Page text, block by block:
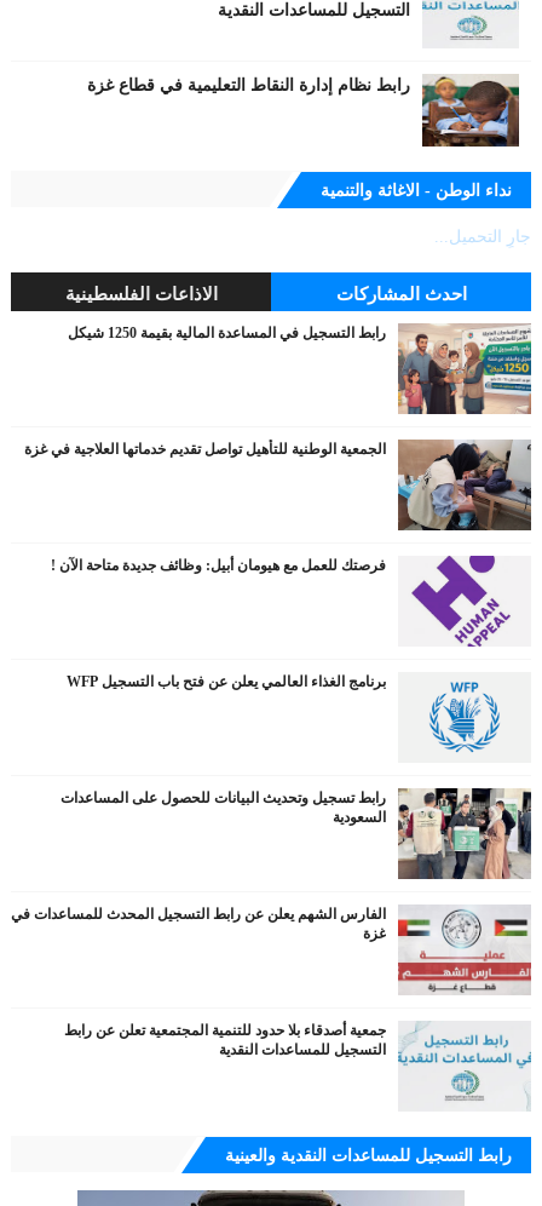
التسجيل للمساعدات النقدية
رابط نظام إدارة النقاط التعليمية في قطاع غزة
نداء الوطن - الاغاثة والتنمية
جارٍ التحميل...
احدث المشاركات الاذاعات الفلسطينية
رابط التسجيل في المساعدة المالية بقيمة 1250 شيكل
الجمعية الوطنية للتأهيل تواصل تقديم خدماتها العلاجية في غزة
فرصتك للعمل مع هيومان أبيل: وظائف جديدة متاحة الآن !
برنامج الغذاء العالمي يعلن عن فتح باب التسجيل WFP
رابط تسجيل وتحديث البيانات للحصول على المساعدات
السعودية
الفارس الشهم يعلن عن رابط التسجيل المحدث للمساعدات في
غزة
جمعية أصدقاء بلا حدود للتنمية المجتمعية تعلن عن رابط
التسجيل للمساعدات النقدية
رابط التسجيل للمساعدات النقدية والعينية